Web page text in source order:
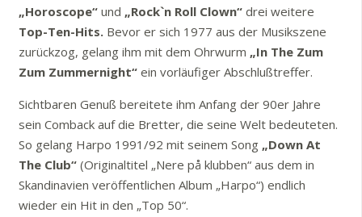
„Horoscope“und „Rock`n Roll Clown“drei weitere
Top-Ten-Hits.Bevor er sich 1977 aus der Musikszene
zurückzog, gelang ihm mit dem Ohrwurm „In The Zum
Zum Zummernight“ein vorläufiger Abschlußtreffer.
Sichtbaren Genuß bereitete ihm Anfang der 90er Jahre
sein Comback auf die Bretter, die seine Welt bedeuteten.
So gelang Harpo 1991/92 mit seinem Song „Down At
The Club“(Originaltitel „Nere på klubben“ aus dem in
Skandinavien veröffentlichen Album „Harpo“) endlich
wieder ein Hit in den „Top 50“.